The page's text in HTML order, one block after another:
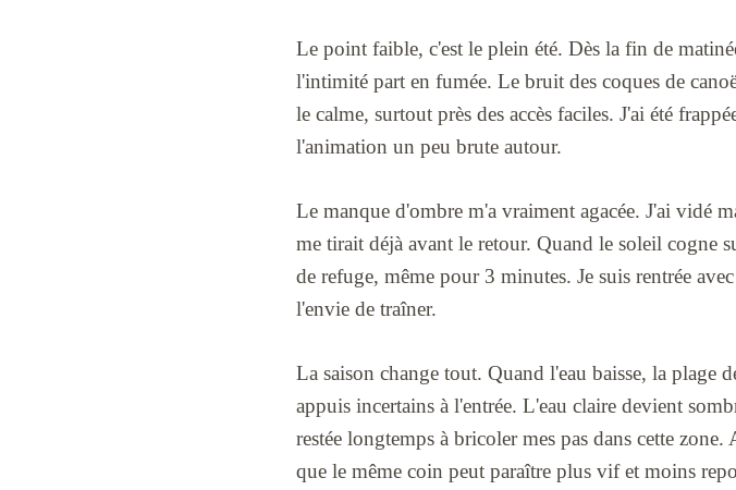
Le point faible, c'est le plein été. Dès la fin de
l'intimité part en fumée. Le bruit des coques de
le calme, surtout près des accès faciles. J'ai été
l'animation un peu brute autour.
Le manque d'ombre m'a vraiment agacée. J'ai vidé
me tirait déjà avant le retour. Quand le soleil cogne
de refuge, même pour 3 minutes. Je suis rentrée
l'envie de traîner.
La saison change tout. Quand l'eau baisse, la plage
appuis incertains à l'entrée. L'eau claire devient
restée longtemps à bricoler mes pas dans cette
que le même coin peut paraître plus vif et moins